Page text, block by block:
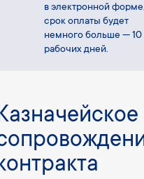
в электронной форме,
срок оплаты будет
немного больше — 10
рабочих дней.